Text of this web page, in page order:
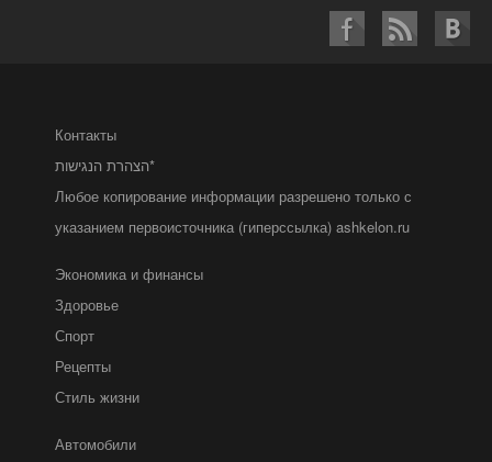
Контакты
הצהרת הנגישות*
Любое копирование информации разрешено только с
указанием первоисточника (гиперссылка) ashkelon.ru
Экономика и финансы
Здоровье
Спорт
Рецепты
Стиль жизни
Автомобили